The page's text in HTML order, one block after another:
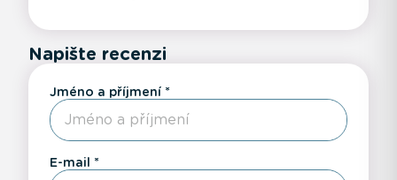
Napište recenzi
Jméno a příjmení
E-mail